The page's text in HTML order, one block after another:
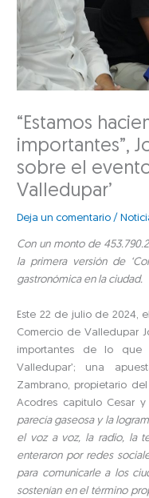
“Estamos
importantes”,
sobre el
Valledupar’
Deja un comentario /
Con un monto de
la primera versión de
gastronómica en la ciudad.
Este 22 de julio de 2024,
Comercio de Valledupar
importantes de lo que
Valledupar’; una
Zambrano, propietario
Acodres capitulo Cesar y
parecía gaseosa y la
el voz a voz, la radio, la
enteraron por redes
para comunicarle a los
sostenían en el término